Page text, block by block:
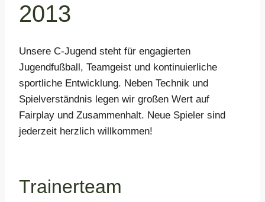
2013
Unsere C-Jugend steht für engagierten
Jugendfußball, Teamgeist und kontinuierliche
sportliche Entwicklung. Neben Technik und
Spielverständnis legen wir großen Wert auf
Fairplay und Zusammenhalt. Neue Spieler sind
jederzeit herzlich willkommen!
Trainerteam